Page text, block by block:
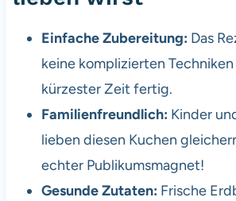
Einfache Zubereitung: Das
keine komplizierten
kürzester Zeit fertig.
Familienfreundlich: Kinder
lieben diesen Kuchen
echter Publikumsmagnet!
Gesunde Zutaten: Frische